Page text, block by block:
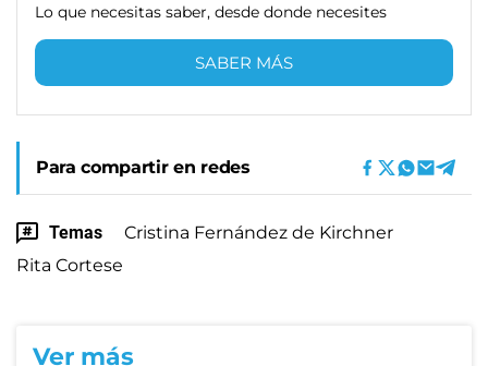
Lo que necesitas saber, desde donde necesites
SABER MÁS
Para compartir en redes
Temas
Cristina Fernández de Kirchner
Rita Cortese
Ver más